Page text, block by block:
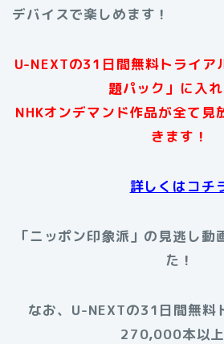
デバイスで楽しめます！
U-NEXTの31日間無料トライア
題パック」に入れ
NHKオンデマンド作品が全て見
きます！
詳しくはコチ
「ニッポン印象派」の見逃し動
た！
なお、U-NEXTの31日間無料
270,000本以